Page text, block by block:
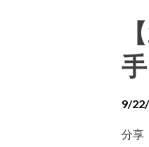
9/
分享